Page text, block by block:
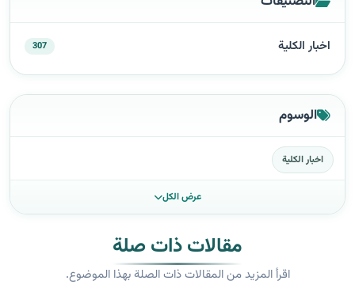
اخبار الكلية 307
الوسوم
اخبار الكلية
عرض الكل
مقالات ذات صلة
اقرأ المزيد من المقالات ذات الصلة بهذا الموضوع.